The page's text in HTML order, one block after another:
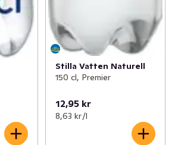
Stilla Vatten Naturell
150 cl, Premier
12,95 kr
8,63 kr /l